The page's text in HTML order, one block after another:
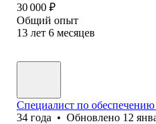
30 000 ₽
Общий опыт
13 лет 6 месяцев
Специалист по обеспечению
34 года • Обновлено 12